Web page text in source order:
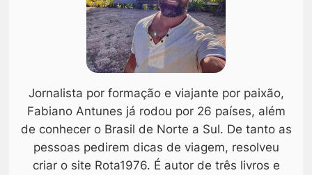
Jornalista por formação e viajante por paixão,
Fabiano Antunes já rodou por 26 países, além
de conhecer o Brasil de Norte a Sul. De tanto as
pessoas pedirem dicas de viagem, resolveu
criar o site Rota1976. É autor de três livros e